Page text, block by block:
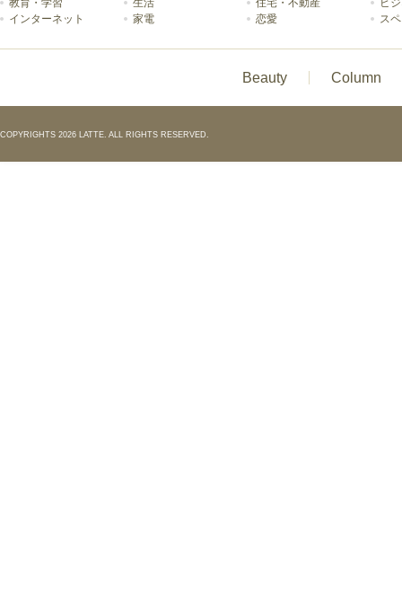
教育・学習
生活 住宅・不動産
ビ
インターネット
家電 恋愛 ス
Beauty Column
COPYRIGHTS 2026 LATTE. ALL RIGHTS RESERVED.